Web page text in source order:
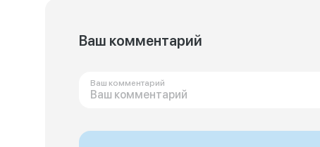
Ваш комментарий
Ваш комментарий